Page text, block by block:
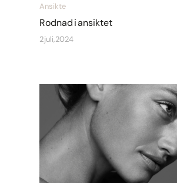
Ansikte
Rodnad i ansiktet
2 juli, 2024